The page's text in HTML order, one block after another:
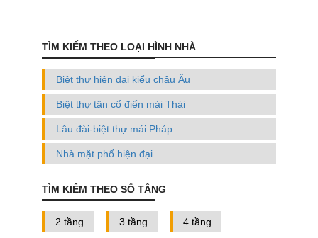
TÌM KIẾM THEO LOẠI HÌNH NHÀ
Biệt thự hiện đại kiểu châu Âu
Biệt thự tân cổ điển mái Thái
Lâu đài-biệt thự mái Pháp
Nhà mặt phố hiện đại
TÌM KIẾM THEO SỐ TẦNG
2 tầng 3 tầng 4 tầng